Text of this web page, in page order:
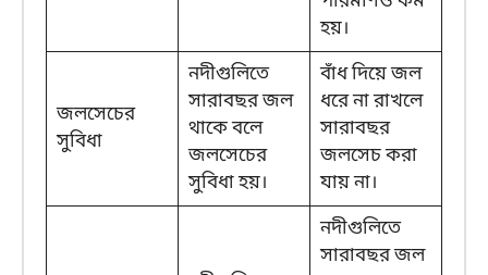
হয়।
জলসেচের
সুবিধা
নদীগুলিতে
সারাবছর জল
থাকে বলে
জলসেচের
সুবিধা হয়।
বাঁধ দিয়ে জল
ধরে না রাখলে
সারাবছর
জলসেচ করা
যায় না।
নদীগুলিতে
সারাবছর জল